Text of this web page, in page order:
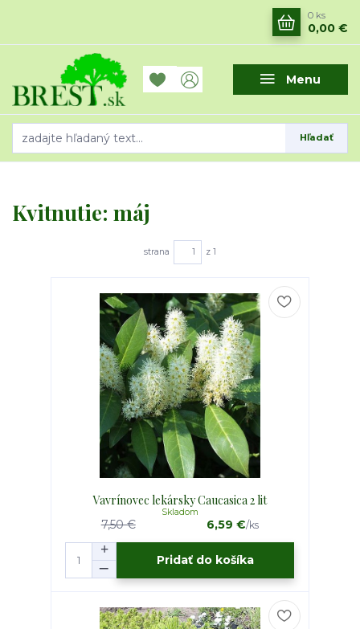
Menu
Hľadať
0 ks
0,00 €
Kvitnutie: máj
strana z 1
Vavrínovec lekársky Caucasica 2 lit
7,50 € 6,59 €/ks
Skladom
Pridať do košíka